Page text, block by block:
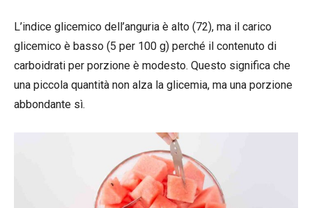
L’indice glicemico dell’anguria è alto (72), ma il carico
glicemico è basso (5 per 100 g) perché il contenuto di
carboidrati per porzione è modesto. Questo significa che
una piccola quantità non alza la glicemia, ma una porzione
abbondante sì.